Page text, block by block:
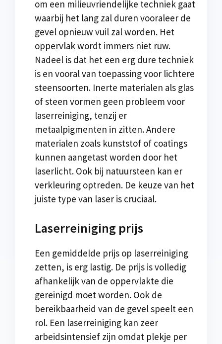
om een milieuvriendelijke techniek gaat
waarbij het lang zal duren vooraleer de
gevel opnieuw vuil zal worden. Het
oppervlak wordt immers niet ruw.
Nadeel is dat het een erg dure techniek
is en vooral van toepassing voor lichtere
steensoorten. Inerte materialen als glas
of steen vormen geen probleem voor
laserreiniging, tenzij er
metaalpigmenten in zitten. Andere
materialen zoals kunststof of coatings
kunnen aangetast worden door het
laserlicht. Ook bij natuursteen kan er
verkleuring optreden. De keuze van het
juiste type van laser is cruciaal.
Laserreiniging prijs
Een gemiddelde prijs op laserreiniging
zetten, is erg lastig. De prijs is volledig
afhankelijk van de oppervlakte die
gereinigd moet worden. Ook de
bereikbaarheid van de gevel speelt een
rol. Een laserreiniging kan zeer
arbeidsintensief zijn omdat plekje per